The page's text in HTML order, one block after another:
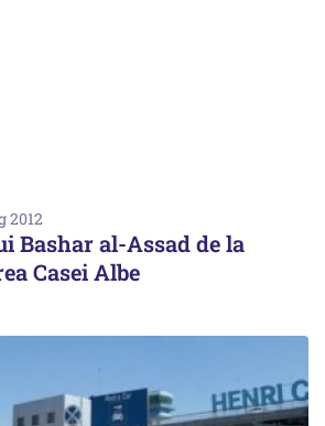
2012
Bashar al-Assad de la
Casei Albe